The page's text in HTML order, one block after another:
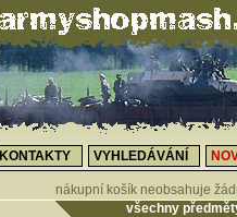
KONTAKTY VYHLEDÁVÁNÍ
nákupní košík neobsahuje
všechny